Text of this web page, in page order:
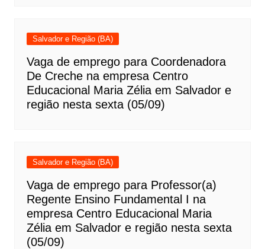
Salvador e Região (BA)
Vaga de emprego para Coordenadora
De Creche na empresa Centro
Educacional Maria Zélia em Salvador e
região nesta sexta (05/09)
Salvador e Região (BA)
Vaga de emprego para Professor(a)
Regente Ensino Fundamental I na
empresa Centro Educacional Maria
Zélia em Salvador e região nesta sexta
(05/09)